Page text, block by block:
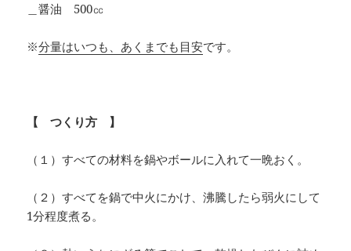
＿醤油 500㏄
※分量はいつも、あくまでも目安です。
【 つくり方 】
（１）すべての材料を鍋やボールに入れて一晩おく。
（２）すべてを鍋で中火にかけ、沸騰したら弱火にして
1分程度煮る。